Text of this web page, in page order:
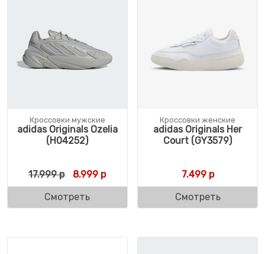
Кроссовки мужские
adidas Originals Ozelia
(H04252)
17.999р Первоначальная цена составляла 17.999
8.999 рТекущая цена: 8.999 р.
Смотреть
Кроссовки женские
adidas Originals Her
Court (GY3579)
7.499р
Смотреть